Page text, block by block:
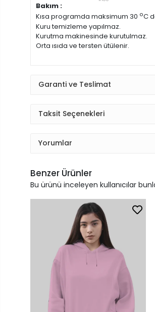
Bakım :
Kısa programda maksimum 30 oC
Kuru temizleme yapılmaz.
Kurutma makinesinde kurutulmaz.
Orta ısıda ve tersten ütülenir.
Garanti ve Teslimat
Taksit Seçenekleri
Yorumlar
Benzer Ürünler
Bu ürünü inceleyen kullanıcılar